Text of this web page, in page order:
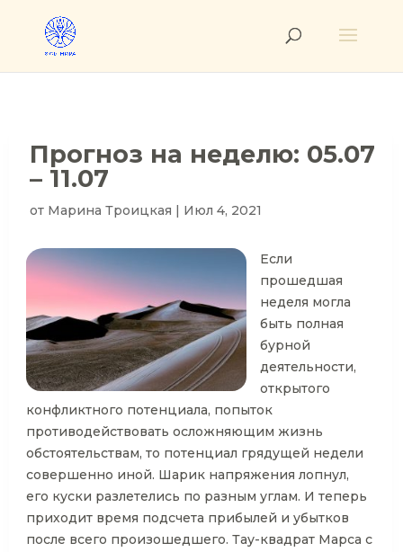
Прогноз на неделю: 05.07
– 11.07
от Марина Троицкая | Июл 4, 2021
Если
прошедшая
неделя могла
быть полная
бурной
деятельности,
открытого
конфликтного потенциала, попыток
противодействовать осложняющим жизнь
обстоятельствам, то потенциал грядущей недели
совершенно иной. Шарик напряжения лопнул,
его куски разлетелись по разным углам. И теперь
приходит время подсчета прибылей и убытков
после всего произошедшего. Тау-квадрат Марса с